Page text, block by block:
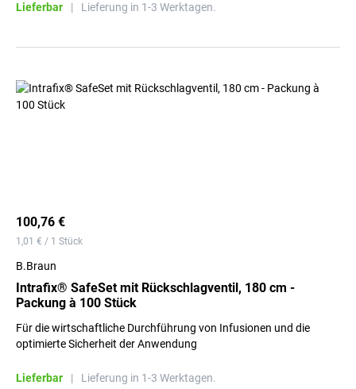
Lieferbar | Lieferung in 1-3 Werktagen.
100,76 €
1,01 € / 1 Stück
B.Braun
Intrafix® SafeSet mit Rückschlagventil, 180 cm -
Packung à 100 Stück
Für die wirtschaftliche Durchführung von Infusionen und die
optimierte Sicherheit der Anwendung
Lieferbar | Lieferung in 1-3 Werktagen.